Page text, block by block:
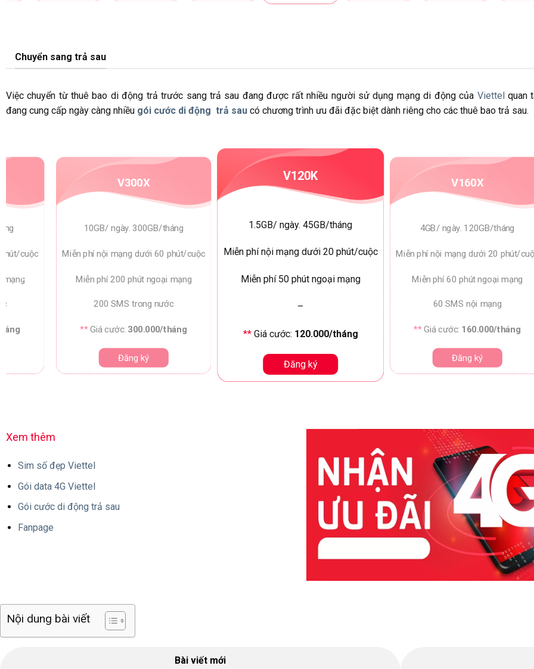
Chuyển sang trả sau
Việc chuyển từ thuê bao di động trả trước sang trả sau đang được rất nhiều người sử dụng mạng di động của Viettelquan
đang cung cấp ngày càng nhiều gói cước di động trả saucó chương trình ưu đãi đặc biệt dành riêng cho các thuê bao trả sau.
V120K
1.5GB/ ngày. 45GB/tháng
Miễn phí nội mạng dưới 20 phút/cuộc
Miễn phí 50 phút ngoại mạng
–
**Giá cước: 120.000/tháng
Đăng ký
V160X
4GB/ ngày. 120GB/tháng
Miễn phí nội mạng dưới 20 phút/
Miễn phí 60 phút ngoại mạng
60 SMS nội mạng
**Giá cước: 160.000/tháng
Đăng ký
cuộc
mạng
V300X
10GB/ ngày. 300GB/tháng
Miễn phí nội mạng dưới 60 phút/cuộc
Miễn phí 200 phút ngoại mạng
200 SMS trong nước
**Giá cước: 300.000/tháng
Đăng ký
Xem thêm
Sim số đẹp Viettel
Gói data 4G Viettel
Gói cước di động trả sau
Fanpage
Nội dung bài viết
Bài viết mới